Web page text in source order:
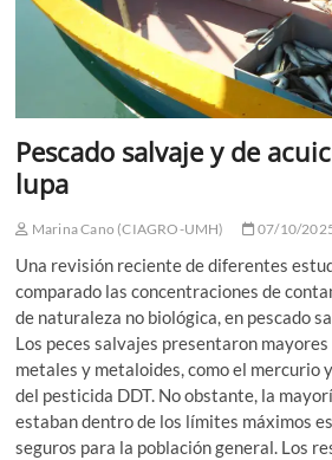
Pescado salvaje y de
lupa
Marina Cano (CIAGRO-UMH) 07/10/
Una revisión reciente de diferentes
comparado las concentraciones de
de naturaleza no biológica, en pescado
Los peces salvajes presentaron
metales y metaloides, como el mercurio
del pesticida DDT. No obstante, la
estaban dentro de los límites máximos
seguros para la población general. Los